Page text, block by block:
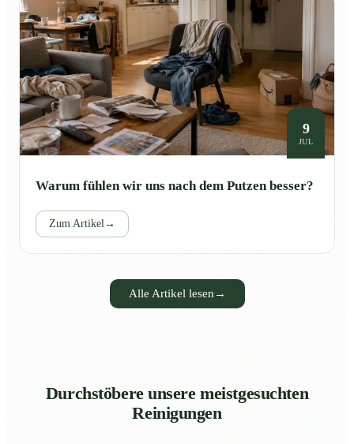
9
JUL
Warum fühlen wir uns nach dem Putzen besser?
Zum Artikel→
Alle Artikel lesen →
Durchstöbere unsere meistgesuchten
Reinigungen